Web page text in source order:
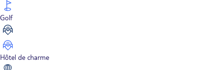
Golf
Hôtel de charme